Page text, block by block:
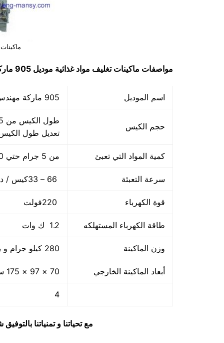
مواصفات ماكينات تغليف مواد غذائية موديل 905 ماركة مهندس منسي
اسم الموديل 905 ماركة مهندس منسي
حجم الكيس
تعديل طول
كمية المواد التي تعبئ من 5 جرام حتي 250 جرام و يمكن تعديله حتي 500 جرام
سرعة التعبئة
قوة الكهرباء
طاقة الكهرباء المستهلكه 1.2 ك وات
وزن الماكينة 280 كيلو جرام و يمكن فك الماكينة و تركيبها في اي مكان
أبعاد الماكينة الخارجي 70 × 97 × 175 سم و يمكن فك الماكينة و تركيبها في اي مكان
4
مع تحياتنا و تمنياتنا